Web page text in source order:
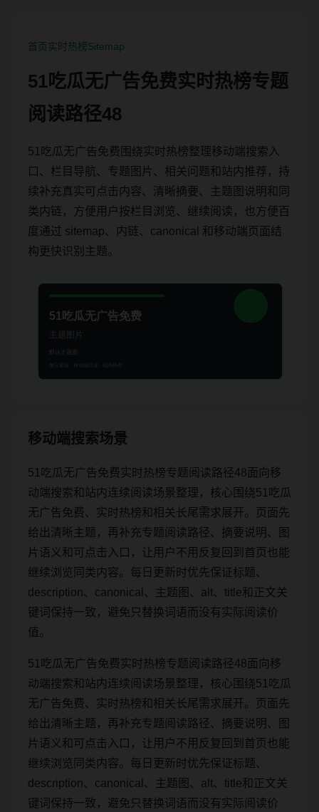
首页实时热榜Sitemap
51吃瓜无广告免费实时热榜专题
阅读路径48
51吃瓜无广告免费围绕实时热榜整理移动端搜索入
口、栏目导航、专题图片、相关问题和站内推荐，持
续补充真实可点击内容、清晰摘要、主题图说明和同
类内链，方便用户按栏目浏览、继续阅读，也方便百
度通过 sitemap、内链、canonical 和移动端页面结
构更快识别主题。
移动端搜索场景
51吃瓜无广告免费实时热榜专题阅读路径48面向移
动端搜索和站内连续阅读场景整理，核心围绕51吃瓜
无广告免费、实时热榜和相关长尾需求展开。页面先
给出清晰主题，再补充专题阅读路径、摘要说明、图
片语义和可点击入口，让用户不用反复回到首页也能
继续浏览同类内容。每日更新时优先保证标题、
description、canonical、主题图、alt、title和正文关
键词保持一致，避免只替换词语而没有实际阅读价
值。
51吃瓜无广告免费实时热榜专题阅读路径48面向移
动端搜索和站内连续阅读场景整理，核心围绕51吃瓜
无广告免费、实时热榜和相关长尾需求展开。页面先
给出清晰主题，再补充专题阅读路径、摘要说明、图
片语义和可点击入口，让用户不用反复回到首页也能
继续浏览同类内容。每日更新时优先保证标题、
description、canonical、主题图、alt、title和正文关
键词保持一致，避免只替换词语而没有实际阅读价